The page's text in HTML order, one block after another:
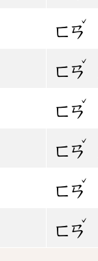
ㄈㄢ
ˇ
ㄈㄢ
ˇ
ㄈㄢ
ˇ
ㄈㄢ
ˇ
ㄈㄢ
ˇ
ㄈㄢ
ˇ